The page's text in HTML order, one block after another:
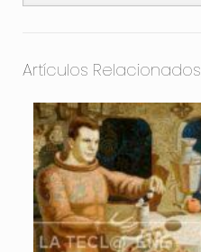
Artículos Relacionados